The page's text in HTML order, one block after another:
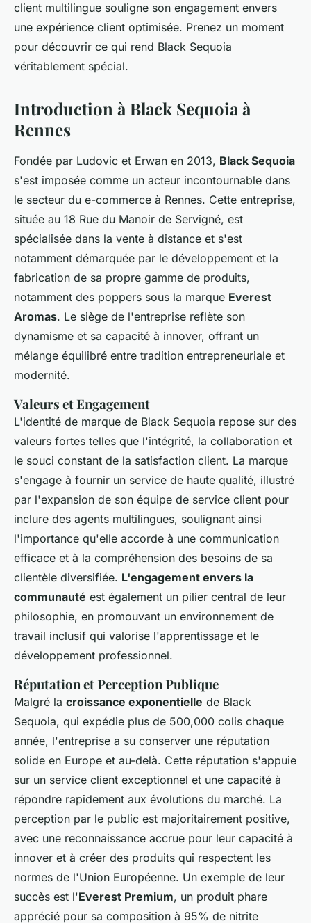
client multilingue souligne son engagement envers
une expérience client optimisée. Prenez un moment
pour découvrir ce qui rend Black Sequoia
véritablement spécial.
Introduction à Black Sequoia à
Rennes
Fondée par Ludovic et Erwan en 2013, Black Sequoia
s'est imposée comme un acteur incontournable dans
le secteur du e-commerce à Rennes. Cette entreprise,
située au 18 Rue du Manoir de Servigné, est
spécialisée dans la vente à distance et s'est
notamment démarquée par le développement et la
fabrication de sa propre gamme de produits,
notamment des poppers sous la marque Everest
Aromas. Le siège de l'entreprise reflète son
dynamisme et sa capacité à innover, offrant un
mélange équilibré entre tradition entrepreneuriale et
modernité.
Valeurs et Engagement
L'identité de marque de Black Sequoia repose sur des
valeurs fortes telles que l'intégrité, la collaboration et
le souci constant de la satisfaction client. La marque
s'engage à fournir un service de haute qualité, illustré
par l'expansion de son équipe de service client pour
inclure des agents multilingues, soulignant ainsi
l'importance qu'elle accorde à une communication
efficace et à la compréhension des besoins de sa
clientèle diversifiée. L'engagement envers la
communauté est également un pilier central de leur
philosophie, en promouvant un environnement de
travail inclusif qui valorise l'apprentissage et le
développement professionnel.
Réputation et Perception Publique
Malgré la croissance exponentielle de Black
Sequoia, qui expédie plus de 500,000 colis chaque
année, l'entreprise a su conserver une réputation
solide en Europe et au-delà. Cette réputation s'appuie
sur un service client exceptionnel et une capacité à
répondre rapidement aux évolutions du marché. La
perception par le public est majoritairement positive,
avec une reconnaissance accrue pour leur capacité à
innover et à créer des produits qui respectent les
normes de l'Union Européenne. Un exemple de leur
succès est l'Everest Premium, un produit phare
apprécié pour sa composition à 95% de nitrite